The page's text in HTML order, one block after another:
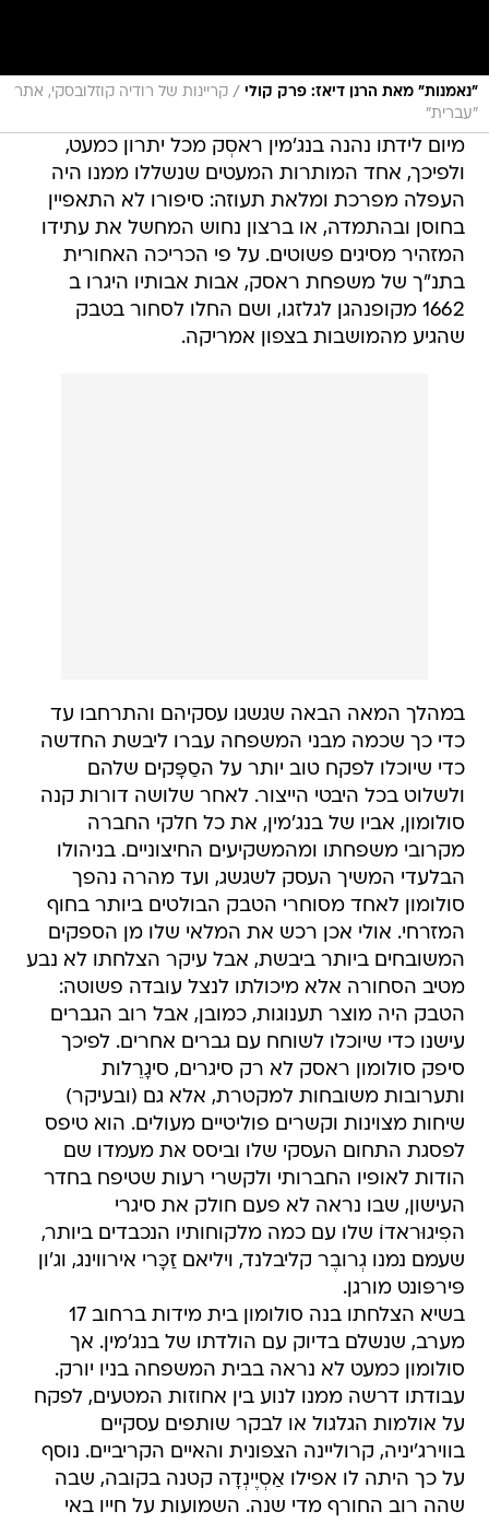
"נאמנות" מאת הרנן דיאז: פרק קולי / קריינות של רודיה קוזלובסקי, אתר
"עברית"
מיום לידתו נהנה בנג'מין ראסְק מכל יתרון כמעט,
ולפיכך, אחד המותרות המעטים שנשללו ממנו היה
העפלה מפרכת ומלאת תעוזה: סיפורו לא התאפיין
בחוסן ובהתמדה, או ברצון נחוש המחשל את עתידו
המזהיר מסיגים פשוטים. על פי הכריכה האחורית
בתנ"ך של משפחת ראסק, אבות אבותיו היגרו ב
1662 מקופנהגן לגלזגו, ושם החלו לסחור בטבק
שהגיע מהמושבות בצפון אמריקה.
במהלך המאה הבאה שגשגו עסקיהם והתרחבו עד
כדי כך שכמה מבני המשפחה עברו ליבשת החדשה
כדי שיוכלו לפקח טוב יותר על הסַפָּקים שלהם
ולשלוט בכל היבטי הייצור. לאחר שלושה דורות קנה
סולומון, אביו של בנג'מין, את כל חלקי החברה
מקרובי משפחתו ומהמשקיעים החיצוניים. בניהולו
הבלעדי המשיך העסק לשגשג, ועד מהרה נהפך
סולומון לאחד מסוחרי הטבק הבולטים ביותר בחוף
המזרחי. אולי אכן רכש את המלאי שלו מן הספקים
המשובחים ביותר ביבשת, אבל עיקר הצלחתו לא נבע
מטיב הסחורה אלא מיכולתו לנצל עובדה פשוטה:
הטבק היה מוצר תענוגות, כמובן, אבל רוב הגברים
עישנו כדי שיוכלו לשוחח עם גברים אחרים. לפיכך
סיפק סולומון ראסק לא רק סיגרים, סיגָרֵלות
ותערובות משובחות למקטרת, אלא גם (ובעיקר)
שיחות מצוינות וקשרים פוליטיים מעולים. הוא טיפס
לפסגת התחום העסקי שלו וביסס את מעמדו שם
הודות לאופיו החברותי ולקשרי רעות שטיפח בחדר
העישון, שבו נראה לא פעם חולק את סיגרי
הפִיגוּראדוֹ שלו עם כמה מלקוחותיו הנכבדים ביותר,
שעמם נמנו גְרובֶר קליבלנד, ויליאם זַכָּרי אירווינג, וג'ון
פּירפּונט מורגן.
בשיא הצלחתו בנה סולומון בית מידות ברחוב 17
מערב, שנשלם בדיוק עם הולדתו של בנג'מין. אך
סולומון כמעט לא נראה בבית המשפחה בניו יורק.
עבודתו דרשה ממנו לנוע בין אחוזות המטעים, לפקח
על אולמות הגלגול או לבקר שותפים עסקיים
בווירג'יניה, קרוליינה הצפונית והאיים הקריביים. נוסף
על כך היתה לו אפילו אַסְיֶינְדָה קטנה בקובה, שבה
שהה רוב החורף מדי שנה. השמועות על חייו באי